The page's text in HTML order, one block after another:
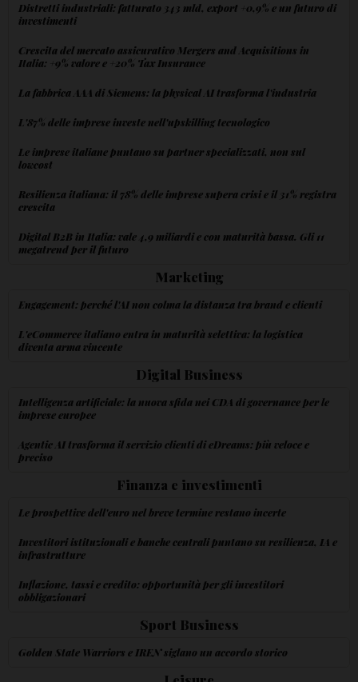
Distretti industriali: fatturato 343 mld, export +0,9% e un futuro di
investimenti
Crescita del mercato assicurativo Mergers and Acquisitions in
Italia: +9% valore e +20% Tax Insurance
La fabbrica AAA di Siemens: la physical AI trasforma l'industria
L'87% delle imprese investe nell'upskilling tecnologico
Le imprese italiane puntano su partner specializzati, non sul
lowcost
Resilienza italiana: il 78% delle imprese supera crisi e il 31% registra
crescita
Digital B2B in Italia: vale 4,9 miliardi e con maturità bassa. Gli 11
megatrend per il futuro
Marketing
Engagement: perché l'AI non colma la distanza tra brand e clienti
L'eCommerce italiano entra in maturità selettiva: la logistica
diventa arma vincente
Digital Business
Intelligenza artificiale: la nuova sfida nei CDA di governance per le
imprese europee
Agentic AI trasforma il servizio clienti di eDreams: più veloce e
preciso
Finanza e investimenti
Le prospettive dell'euro nel breve termine restano incerte
Investitori istituzionali e banche centrali puntano su resilienza, IA e
infrastrutture
Inflazione, tassi e credito: opportunità per gli investitori
obbligazionari
Sport Business
Golden State Warriors e IREN siglano un accordo storico